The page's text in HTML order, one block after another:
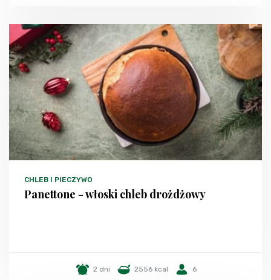
CHLEB I PIECZYWO
Panettone - włoski chleb drożdżowy
2 dni 2556 kcal 6